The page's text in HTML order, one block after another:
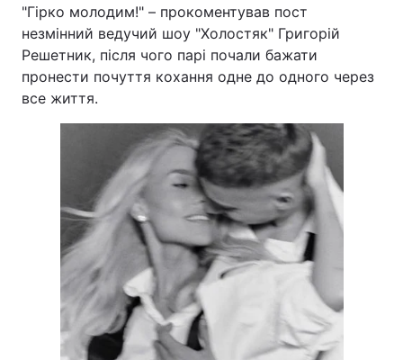
Тема оформлення
"Гірко молодим!" – прокоментував пост
незмінний ведучий шоу "Холостяк" Григорій
Решетник, після чого парі почали бажати
пронести почуття кохання одне до одного через
все життя.